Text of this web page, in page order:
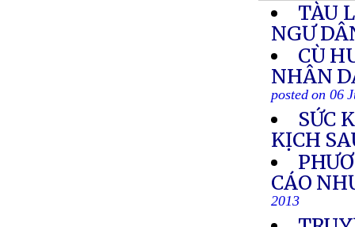
TÀU
NGƯ
CÙ
NHÂN
posted on 06
SỨC
KỊCH
CÁO
2013